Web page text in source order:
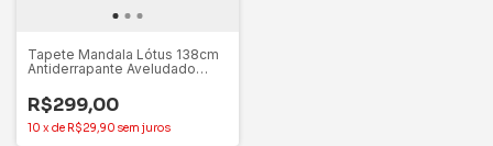
Tapete Mandala Lótus 138cm
Antiderrapante Aveludado
R$299,00
10 xde R$29,90 sem juros